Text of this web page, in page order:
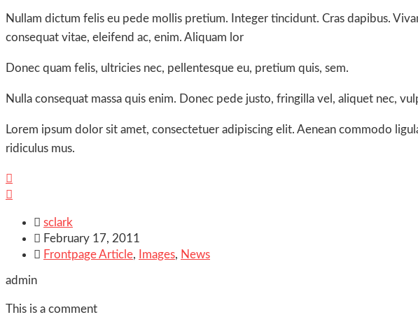
Nullam dictum felis eu pede mollis pretium. Integer tincidunt. Cras dapibus.
consequat vitae, eleifend ac, enim. Aliquam lor
Donec quam felis, ultricies nec, pellentesque eu, pretium quis, sem.
Nulla consequat massa quis enim. Donec pede justo, fringilla vel, aliquet nec,
Lorem ipsum dolor sit amet, consectetuer adipiscing elit. Aenean commodo
ridiculus mus.


 sclark
 February 17, 2011
 Frontpage Article, Images, News
admin
This is a comment